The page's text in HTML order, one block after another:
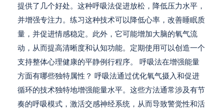
提供了几个好处。这种呼吸法促进放松，降低压力水平，
并增强专注力。练习这种技术可以降低心率，改善睡眠质
量，并促进情感稳定。此外，它可能增加大脑的氧气流
动，从而提高清晰度和认知功能。定期使用可以创造一个
支持整体心理健康的平静例行程序。 呼吸法在增强能量
方面有哪些独特属性？ 呼吸法通过优化氧气摄入和促进
循环的技术独特地增强能量水平。这些方法通常涉及有节
奏的呼吸模式，激活交感神经系统，从而导致警觉性和活